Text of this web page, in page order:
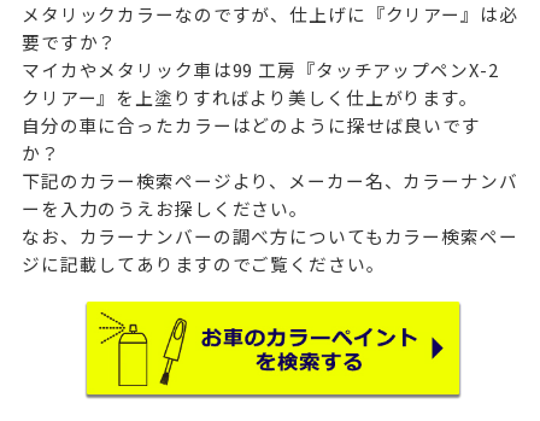
メタリックカラーなのですが、仕上げに『クリアー』は必
要ですか？
マイカやメタリック車は99 工房『タッチアップペンX-2
クリアー』を上塗りすればより美しく仕上がります。
自分の車に合ったカラーはどのように探せば良いです
か？
下記のカラー検索ページより、メーカー名、カラーナンバ
ーを入力のうえお探しください。
なお、カラーナンバーの調べ方についてもカラー検索ペー
ジに記載してありますのでご覧ください。